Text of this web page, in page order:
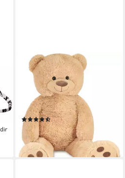
BRUBAKER
Kuscheltier XXL Teddybär
100 cm groß - Beige (1-St),
großer Teddy Bär, Stofftier
Plüschtier
(11)
29,99 €
lieferbar - in 2-3 Werktagen bei dir